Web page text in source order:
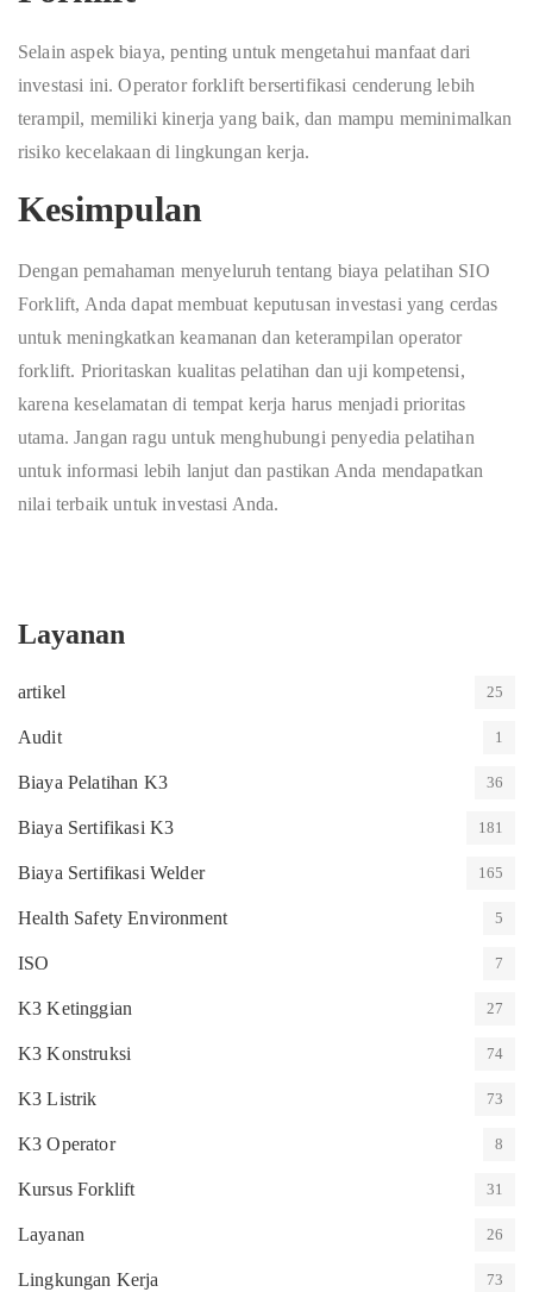
Selain aspek biaya, penting untuk mengetahui manfaat dari
investasi ini. Operator forklift bersertifikasi cenderung lebih
terampil, memiliki kinerja yang baik, dan mampu meminimalkan
risiko kecelakaan di lingkungan kerja.
Kesimpulan
Dengan pemahaman menyeluruh tentang biaya pelatihan SIO
Forklift, Anda dapat membuat keputusan investasi yang cerdas
untuk meningkatkan keamanan dan keterampilan operator
forklift. Prioritaskan kualitas pelatihan dan uji kompetensi,
karena keselamatan di tempat kerja harus menjadi prioritas
utama. Jangan ragu untuk menghubungi penyedia pelatihan
untuk informasi lebih lanjut dan pastikan Anda mendapatkan
nilai terbaik untuk investasi Anda.
Layanan
artikel 25
Audit 1
Biaya Pelatihan K3 36
Biaya Sertifikasi K3 181
Biaya Sertifikasi Welder 165
Health Safety Environment 5
ISO 7
K3 Ketinggian 27
K3 Konstruksi 74
K3 Listrik 73
K3 Operator 8
Kursus Forklift 31
Layanan 26
Lingkungan Kerja 73